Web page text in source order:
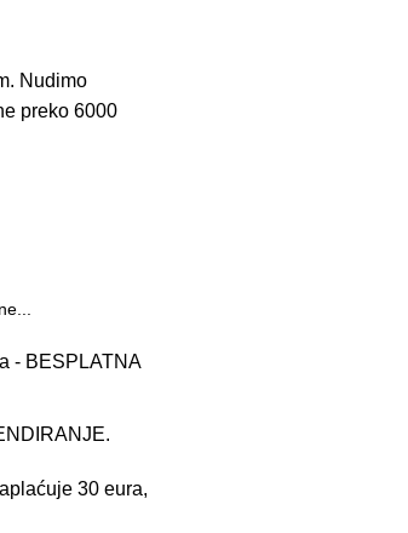
Nudimo
preko 6000
- BESPLATNA
30 eura,